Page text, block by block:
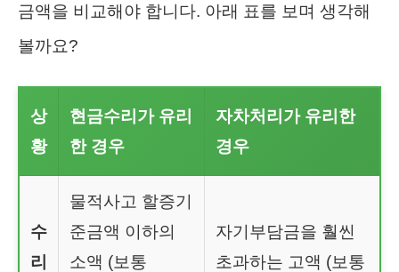
금액을 비교해야 합니다. 아래 표를 보며 생각해
볼까요?
상
황
현금수리가 유리
한 경우
자차처리가 유리한
경우
수
리
물적사고 할증기
준금액 이하의
소액 (보통
자기부담금을 훨씬
초과하는 고액 (보통